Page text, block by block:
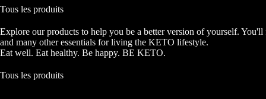
Tous les produits
Explore our products to help you be a better version of yourself. You'll
and many other essentials for living the KETO lifestyle.
Eat well. Eat healthy. Be happy. BE KETO.
Tous les produits